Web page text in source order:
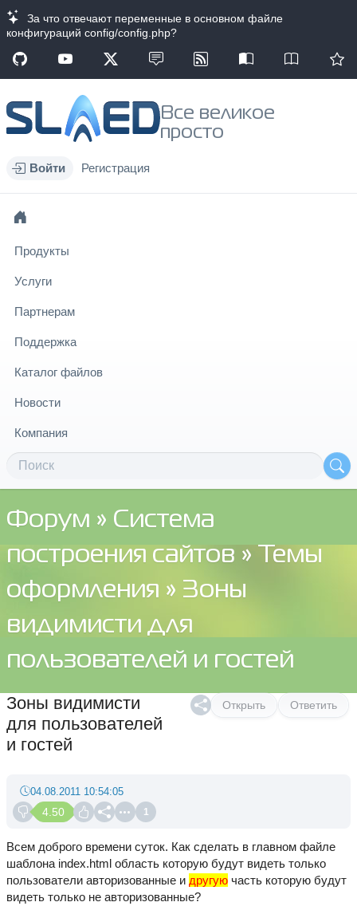
За что отвечают переменные в основном файле
конфигураций config/config.php?
Все великое
просто
Войти Регистрация
Продукты
Услуги
Партнерам
Поддержка
Каталог файлов
Новости
Компания
Форум » Система
построения сайтов »
Темы
оформления » Зоны
видимисти для
пользователей и гостей
Открыть Ответить
Зоны видимисти
для пользователей
и гостей
4.50 1
04.08.2011 10:54:05
Всем доброго времени суток. Как сделать в главном файле
шаблона index.html область которую будут видеть только
пользователи авторизованные и другую часть которую будут
видеть только не авторизованные?